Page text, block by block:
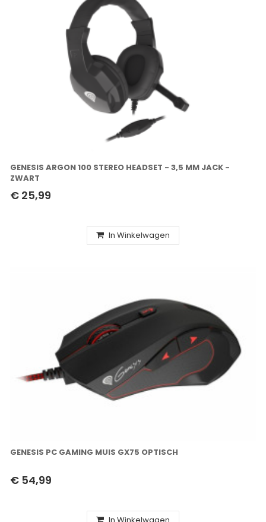
GENESIS ARGON 100 STEREO HEADSET - 3,5 MM JACK -
ZWART
€ 25,99
In Winkelwagen
GENESIS PC GAMING MUIS GX75 OPTISCH
€ 54,99